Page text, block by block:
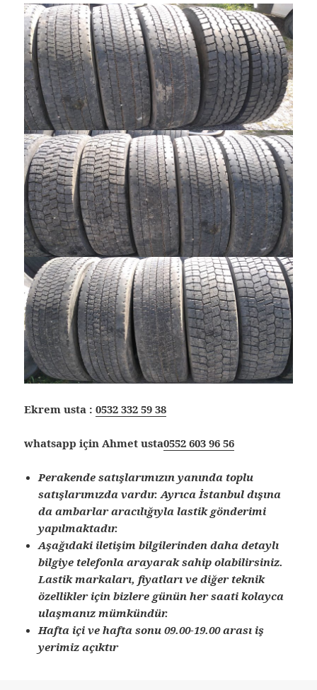
Ekrem usta :0532 332 59 38
whatsapp için Ahmet usta0552 603 96 56
Perakende satışlarımızın yanında toplu
satışlarımızda vardır. Ayrıca İstanbul dışına
da ambarlar aracılığıyla lastik gönderimi
yapılmaktadır.
Aşağıdaki iletişim bilgilerinden daha detaylı
bilgiye telefonla arayarak sahip olabilirsiniz.
Lastik markaları, fiyatları ve diğer teknik
özellikler için bizlere günün her saati kolayca
ulaşmanız mümkündür.
Hafta içi ve hafta sonu 09.00-19.00 arası iş
yerimiz açıktır